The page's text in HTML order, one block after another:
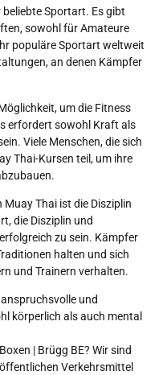
Sportart. Es gibt
sowohl für Amateure
populäre Sportart weltweit
an denen Kämpfer
um die Fitness
erfordert sowohl Kraft als
Viele Menschen, die sich
Thai-Kursen teil, um ihre
Thai ist die Disziplin
die Disziplin und
zu sein. Kämpfer
halten und sich
und Trainern verhalten.
und
körperlich als auch mental
| Brügg BE? Wir sind
Verkehrsmittel